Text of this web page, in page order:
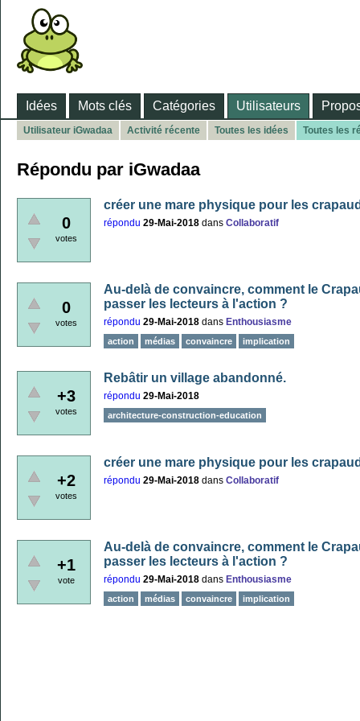
Idées Mots clés Catégories Utilisateurs
Utilisateur iGwadaa Activité récente Toutes les idées Toutes les
Répondu par iGwadaa
0
votes
créer une mare physique pour les
répondu 29-Mai-2018 dans Collaboratif
0
votes
Au-delà de convaincre, comment le
passer les lecteurs à l'action ?
répondu 29-Mai-2018 dans Enthousiasme
action médias convaincre implication
+3
votes
Rebâtir un village abandonné.
répondu 29-Mai-2018
architecture-construction-education
+2
votes
créer une mare physique pour les
répondu 29-Mai-2018 dans Collaboratif
+1
vote
Au-delà de convaincre, comment le
passer les lecteurs à l'action ?
répondu 29-Mai-2018 dans Enthousiasme
action médias convaincre implication